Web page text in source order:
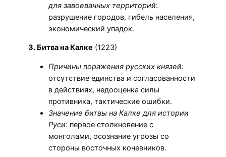
для завоеванных территорий:
разрушение городов, гибель населения,
экономический упадок.
3. Битва на Калке (1223)
Причины поражения русских князей:
отсутствие единства и согласованности
в действиях, недооценка силы
противника, тактические ошибки.
Значение битвы на Калке для истории
Руси: первое столкновение с
монголами, осознание угрозы со
стороны восточных кочевников.